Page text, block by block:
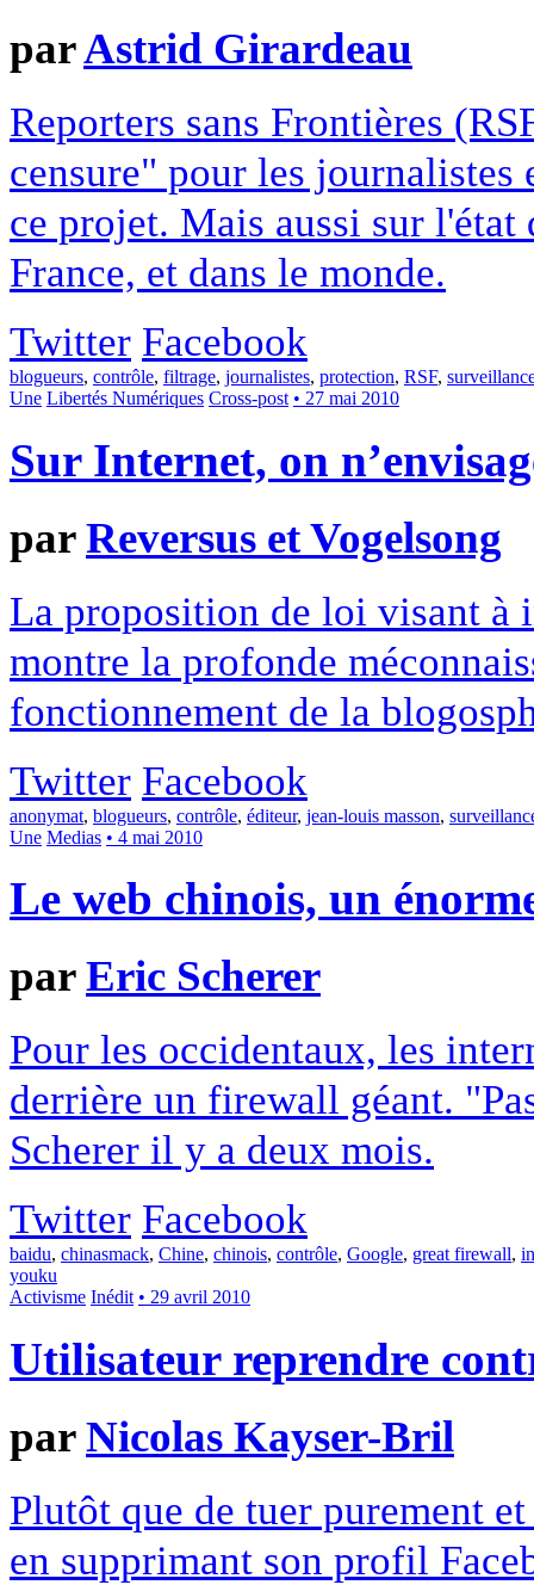
parAstrid Girardeau
Reporters sans Frontières
censure" pour les
ce projet. Mais aussi sur
France, et dans le monde.
Twitter Facebook
blogueurs, contrôle, filtrage, journalistes, protection, RSF,
Une Libertés Numériques Cross-post • 27 mai 2010
Sur Internet, on
parReversus et Vogelsong
La proposition de loi visant à
montre la profonde
fonctionnement de la
Twitter Facebook
anonymat, blogueurs, contrôle, éditeur, jean-louis masson,
Une Medias • 4 mai 2010
Le web chinois, un
parEric Scherer
Pour les occidentaux, les
derrière un firewall géant.
Scherer il y a deux mois.
Twitter Facebook
baidu, chinasmack, Chine, chinois, contrôle, Google, great firewall,
youku
Activisme Inédit • 29 avril 2010
Utilisateur reprendre
parNicolas Kayser-Bril
Plutôt que de tuer purement
en supprimant son profil